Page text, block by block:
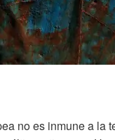
no es inmune a la